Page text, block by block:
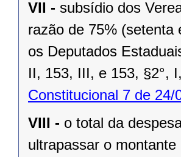
VII - subsídio dos
razão de 75% (setenta
os Deputados
II, 153, III, e 153, §2°,
Constitucional 7 de 24/
VIII - o total da
ultrapassar o